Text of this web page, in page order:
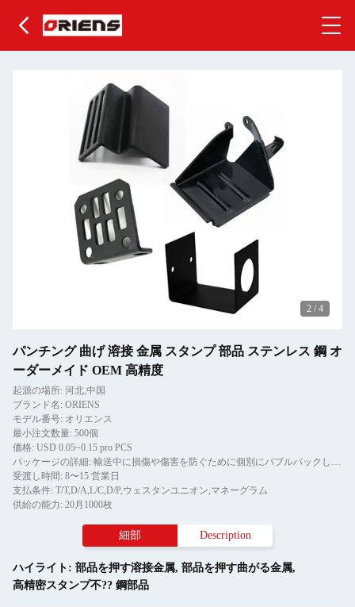
2 / 4
パンチング 曲げ 溶接 金属 スタンプ 部品 ステンレス 鋼 オ
ーダーメイド OEM 高精度
起源の場所: 河北,中国
ブランド名: ORIENS
モデル番号: オリエンス
最小注文数量: 500個
価格: USD 0.05~0.15 pro PCS
パッケージの詳細: 輸送中に損傷や傷害を防ぐために個別にバブルパックし,その後,紙箱に
受渡し時間: 8〜15 営業日
支払条件: T/T,D/A,L/C,D/P,ウェスタンユニオン,マネーグラム
供給の能力: 20月1000枚
細部 Description
ハイライト: 部品を押す溶接金属, 部品を押す曲がる金属,
高精密スタンプ不?? 鋼部品